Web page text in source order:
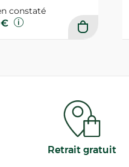
constaté
€
Retrait gratuit